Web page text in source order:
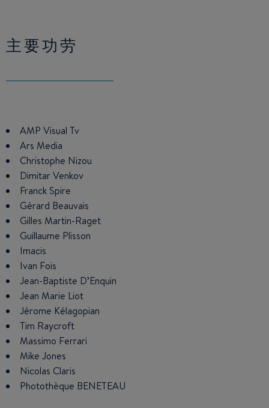
主要功劳
AMP Visual Tv
Ars Media
Christophe Nizou
Dimitar Venkov
Franck Spire
Gérard Beauvais
Gilles Martin-Raget
Guillaume Plisson
Imacis
Ivan Fois
Jean-Baptiste D’Enquin
Jean Marie Liot
Jérome Kélagopian
Tim Raycroft
Massimo Ferrari
Mike Jones
Nicolas Claris
Photothèque BENETEAU